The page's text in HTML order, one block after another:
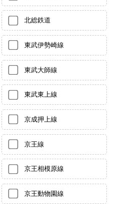
北総鉄道
東武伊勢崎線
東武大師線
東武東上線
京成押上線
京王線
京王相模原線
京王動物園線